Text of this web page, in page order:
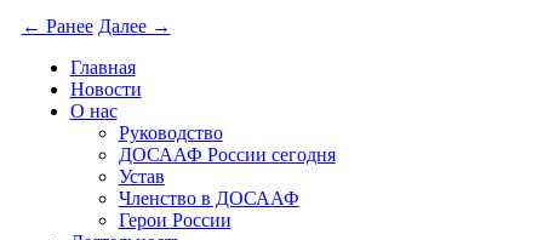
← Ранее Далее →
Главная
Новости
О нас
Руководство
ДОСААФ России сегодня
Устав
Членство в ДОСААФ
Герои России